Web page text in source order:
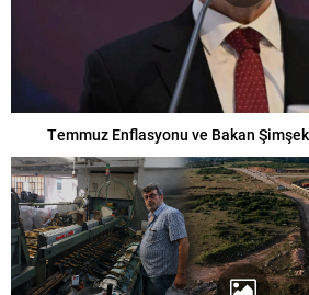
Temmuz Enflasyonu ve Bakan